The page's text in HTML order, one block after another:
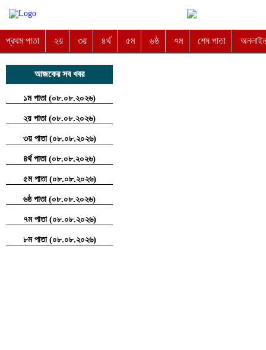
প্রথম পাতা ২য় ৩য় ৪র্থ ৫ম ৬ষ্ঠ ৭ম শেষ পাতা অনলাইন
আজকের সব খবর
১ম পাতা (০৮.০৮.২০২৬)
২য় পাতা (০৮.০৮.২০২৬)
৩য় পাতা (০৮.০৮.২০২৬)
৪র্থ পাতা (০৮.০৮.২০২৬)
৫ম পাতা (০৮.০৮.২০২৬)
৬ষ্ঠ পাতা (০৮.০৮.২০২৬)
৭ম পাতা (০৮.০৮.২০২৬)
৮ম পাতা (০৮.০৮.২০২৬)